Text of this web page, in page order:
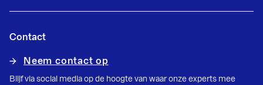
Contact
Neem contact op
Blijf via social media op de hoogte van waar onze experts mee